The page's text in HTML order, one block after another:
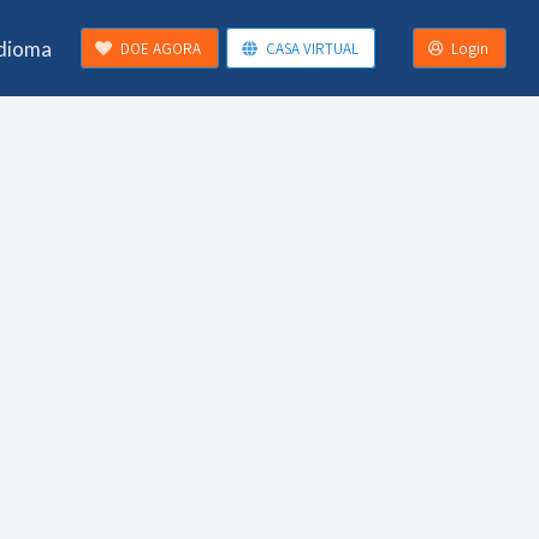
DOE AGORA CASA VIRTUAL Login